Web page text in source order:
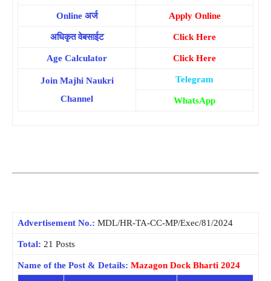
Online अर्ज Apply Online
अधिकृत वेबसाईट Click Here
Age Calculator Click Here
Join Majhi Naukri
Channel
Telegram
WhatsApp
Advertisement No.: MDL/HR-TA-CC-MP/Exec/81/2024
Total: 21 Posts
Name of the Post & Details: Mazagon Dock Bharti 2024